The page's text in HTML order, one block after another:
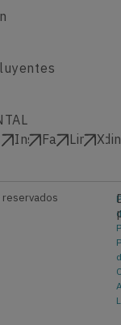
Instagram
Facebook
X